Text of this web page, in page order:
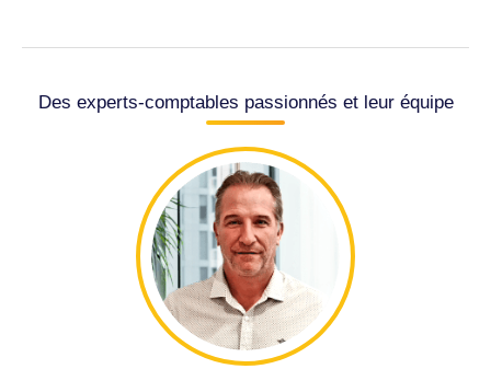
Des experts-comptables passionnés et leur équipe